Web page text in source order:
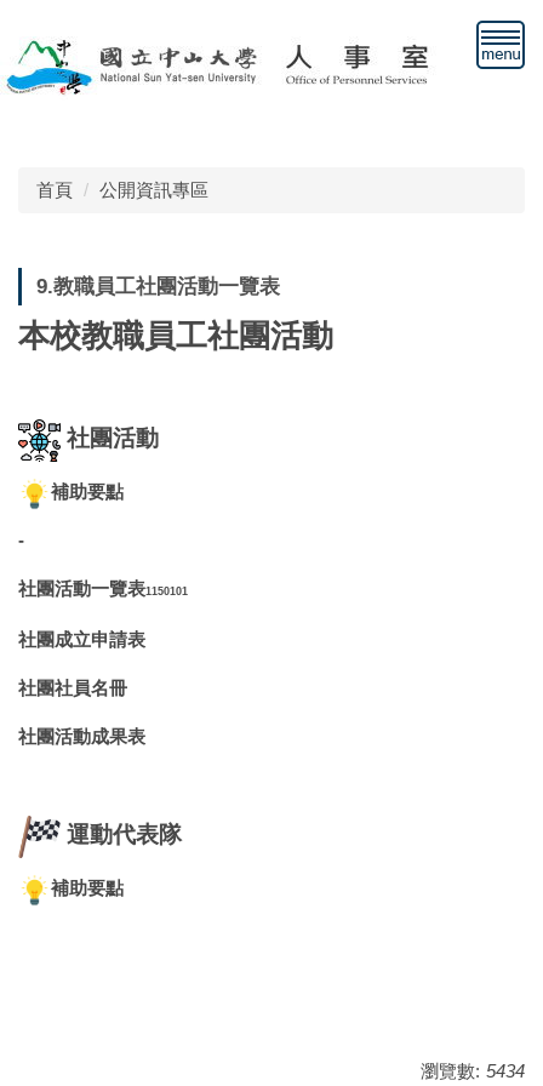
到
主
要
首頁 公開資訊專區
9.教職員工社團活動一覽表
本校教職員工社團活動
社團活動
補助要點
-
社團活動一覽表1150101
社團成立申請表
社團社員名冊
社團活動成果表
運動代表隊
補助要點
瀏覽數: 5434